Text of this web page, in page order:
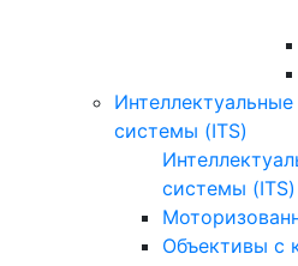
системы (ITS)
системы (ITS)
Объективы с